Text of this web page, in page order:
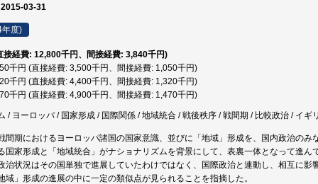
03-31
年度)
接経費: 12,800千円、間接経費: 3,840千円)
千円 (直接経費: 3,500千円、間接経費: 1,050千円)
千円 (直接経費: 4,400千円、間接経費: 1,320千円)
千円 (直接経費: 4,900千円、間接経費: 1,470千円)
/ ヨーロッパ / 国家形成 / 国際関係 / 地域統合 / 戦後秩序 / 戦間期 / 比較政治 / イギ
間期におけるヨーロッパ諸国の国家意識、並びに「地域」形成を、国内政治の
国家形成と「地域統合」がナショナリズムを背景にして、表裏一体となって進
治状況はその国単独で進展していたわけではなく、国際政治と連動し、相互に
域」形成の進展の中に一定の類似点が見られることを指摘した。